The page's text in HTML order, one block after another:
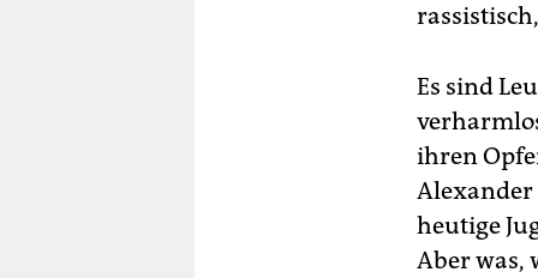
Es sind
ihren
Alexander
heutige
Aber was,